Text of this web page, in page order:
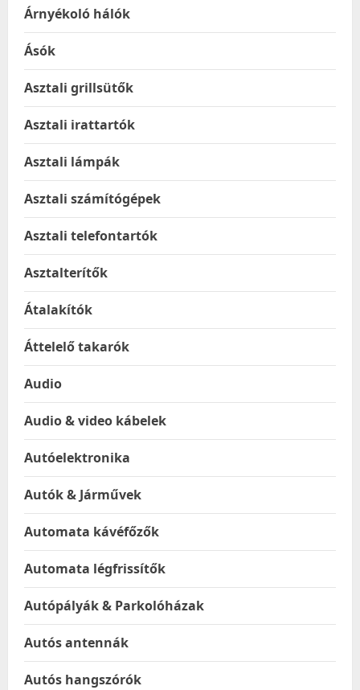
Árnyékoló hálók
Ásók
Asztali grillsütők
Asztali irattartók
Asztali lámpák
Asztali számítógépek
Asztali telefontartók
Asztalterítők
Átalakítók
Áttelelő takarók
Audio
Audio & video kábelek
Autóelektronika
Autók & Járművek
Automata kávéfőzők
Automata légfrissítők
Autópályák & Parkolóházak
Autós antennák
Autós hangszórók